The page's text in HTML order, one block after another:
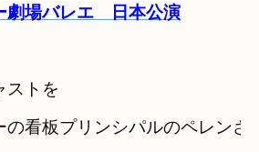
劇場バレエ　日本公演
ストを
の看板プリンシパルのペレンさ